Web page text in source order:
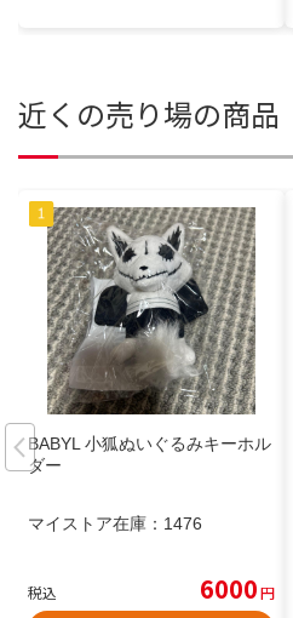
近くの売り場の商品
BABYL 小狐ぬいぐるみキーホル
ダー
マイストア在庫： 1476
税込 6000円